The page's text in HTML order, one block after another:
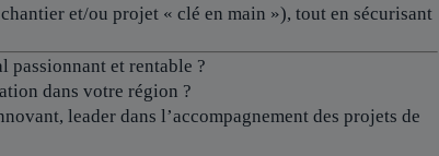
et/ou projet « clé en main »), tout en sécurisant
passionnant et rentable ?
dans votre région ?
leader dans l’accompagnement des projets de